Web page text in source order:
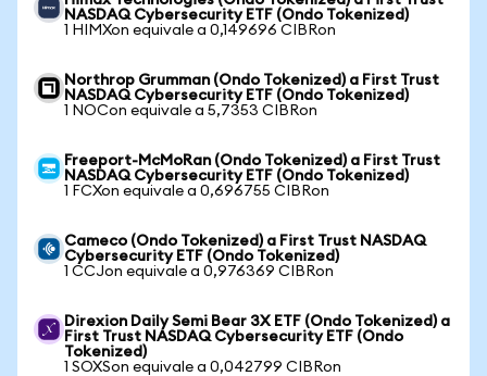
NASDAQ Cybersecurity ETF (Ondo Tokenized)
1 HIMXon equivale a 0,149696 CIBRon
Northrop Grumman (Ondo Tokenized) a First Trust
NASDAQ Cybersecurity ETF (Ondo Tokenized)
1 NOCon equivale a 5,7353 CIBRon
Freeport-McMoRan (Ondo Tokenized) a First Trust
NASDAQ Cybersecurity ETF (Ondo Tokenized)
1 FCXon equivale a 0,696755 CIBRon
Cameco (Ondo Tokenized) a First Trust NASDAQ
Cybersecurity ETF (Ondo Tokenized)
1 CCJon equivale a 0,976369 CIBRon
Direxion Daily Semi Bear 3X ETF (Ondo Tokenized) a
First Trust NASDAQ Cybersecurity ETF (Ondo
Tokenized)
1 SOXSon equivale a 0,042799 CIBRon